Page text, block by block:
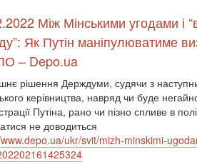
Між Мінськими угодами і
Як Путін маніпулюватиме
– Depo.ua
рішення Держдуми, судячи з
керівництва, навряд чи буде
Путіна, рано чи пізно спливе в
не доводиться
ukr/svit/mizh-minskimi-